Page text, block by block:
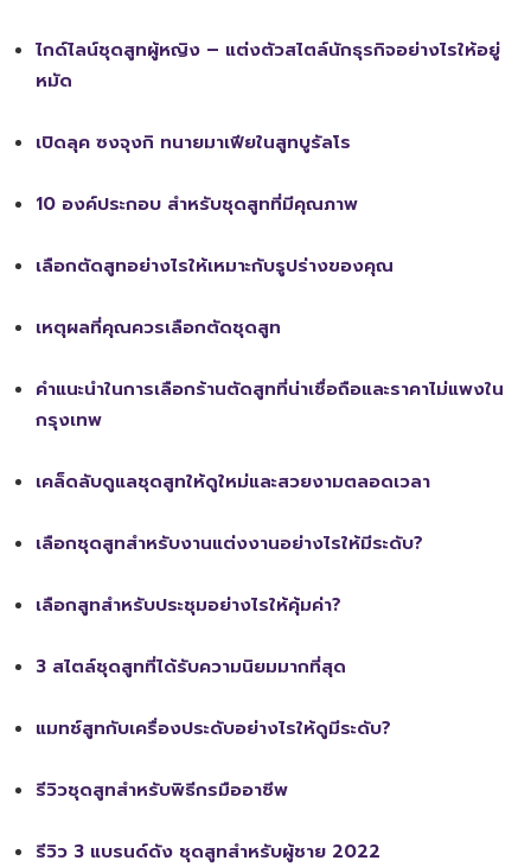
ไกด์ไลน์ชุดสูทผู้หญิง – แต่งตัวสไตล์นักธุรกิจอย่างไรให้อยู่
หมัด
เปิดลุค ซงจุงกิ ทนายมาเฟียในสูทบูรัลโร
10 องค์ประกอบ สำหรับชุดสูทที่มีคุณภาพ
เลือกตัดสูทอย่างไรให้เหมาะกับรูปร่างของคุณ
เหตุผลที่คุณควรเลือกตัดชุดสูท
คำแนะนำในการเลือกร้านตัดสูทที่น่าเชื่อถือและราคาไม่แพงใน
กรุงเทพ
เคล็ดลับดูแลชุดสูทให้ดูใหม่และสวยงามตลอดเวลา
เลือกชุดสูทสำหรับงานแต่งงานอย่างไรให้มีระดับ?
เลือกสูทสำหรับประชุมอย่างไรให้คุ้มค่า?
3 สไตล์ชุดสูทที่ได้รับความนิยมมากที่สุด
แมทช์สูทกับเครื่องประดับอย่างไรให้ดูมีระดับ?
รีวิวชุดสูทสำหรับพิธีกรมืออาชีพ
รีวิว 3 แบรนด์ดัง ชุดสูทสำหรับผู้ชาย 2022